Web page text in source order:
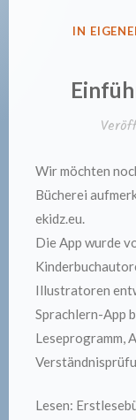
IN
Wir möchten
Bücherei
ekidz.eu.
Die App wurde
Illustratoren
Sprachlern-App
Leseprogramm,
Lesen: